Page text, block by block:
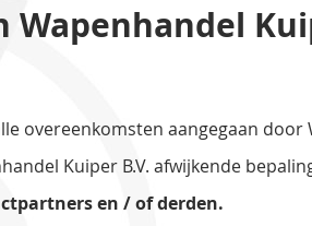
Wapenhandel
overeenkomsten aangegaan door
Kuiper B.V. afwijkende
en / of derden.